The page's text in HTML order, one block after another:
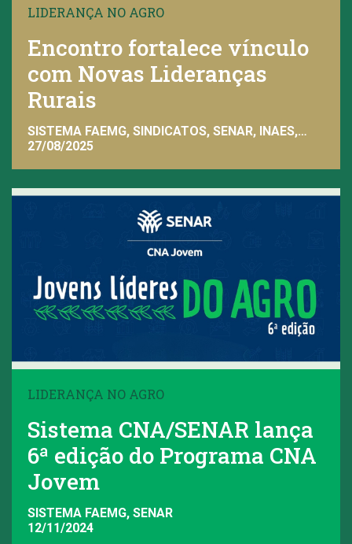
LIDERANÇA NO AGRO
Encontro fortalece vínculo
com Novas Lideranças
Rurais
SISTEMA FAEMG, SINDICATOS, SENAR, INAES,
FAEMG
27/08/2025
LIDERANÇA NO AGRO
Sistema CNA/SENAR lança
6ª edição do Programa CNA
Jovem
SISTEMA FAEMG, SENAR
12/11/2024